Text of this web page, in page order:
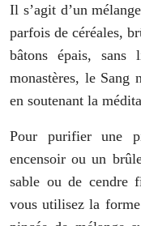
Il s’agit d’un
parfois de céréales,
bâtons épais, sans
monastères, le Sang
en soutenant la
Pour purifier une
encensoir ou un
sable ou de cendre
vous utilisez la